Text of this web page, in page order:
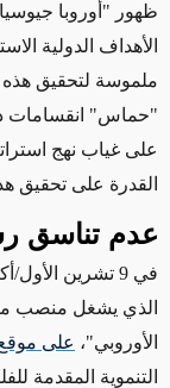
ظهور "أوروبا
الأهداف الدولية
ملموسة لتحقيق هذه
"حماس" انقسامات
على غياب نهج
القدرة على تحقيق
عدم تناسق
في 9 تشرين
الذي يشغل منصب
الأوروبي"، على
التنموية المقدمة